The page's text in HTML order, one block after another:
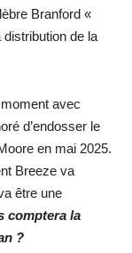
Branford «
de la
avec
d’endosser le
en mai 2025.
Breeze va
être une
comptera la
?